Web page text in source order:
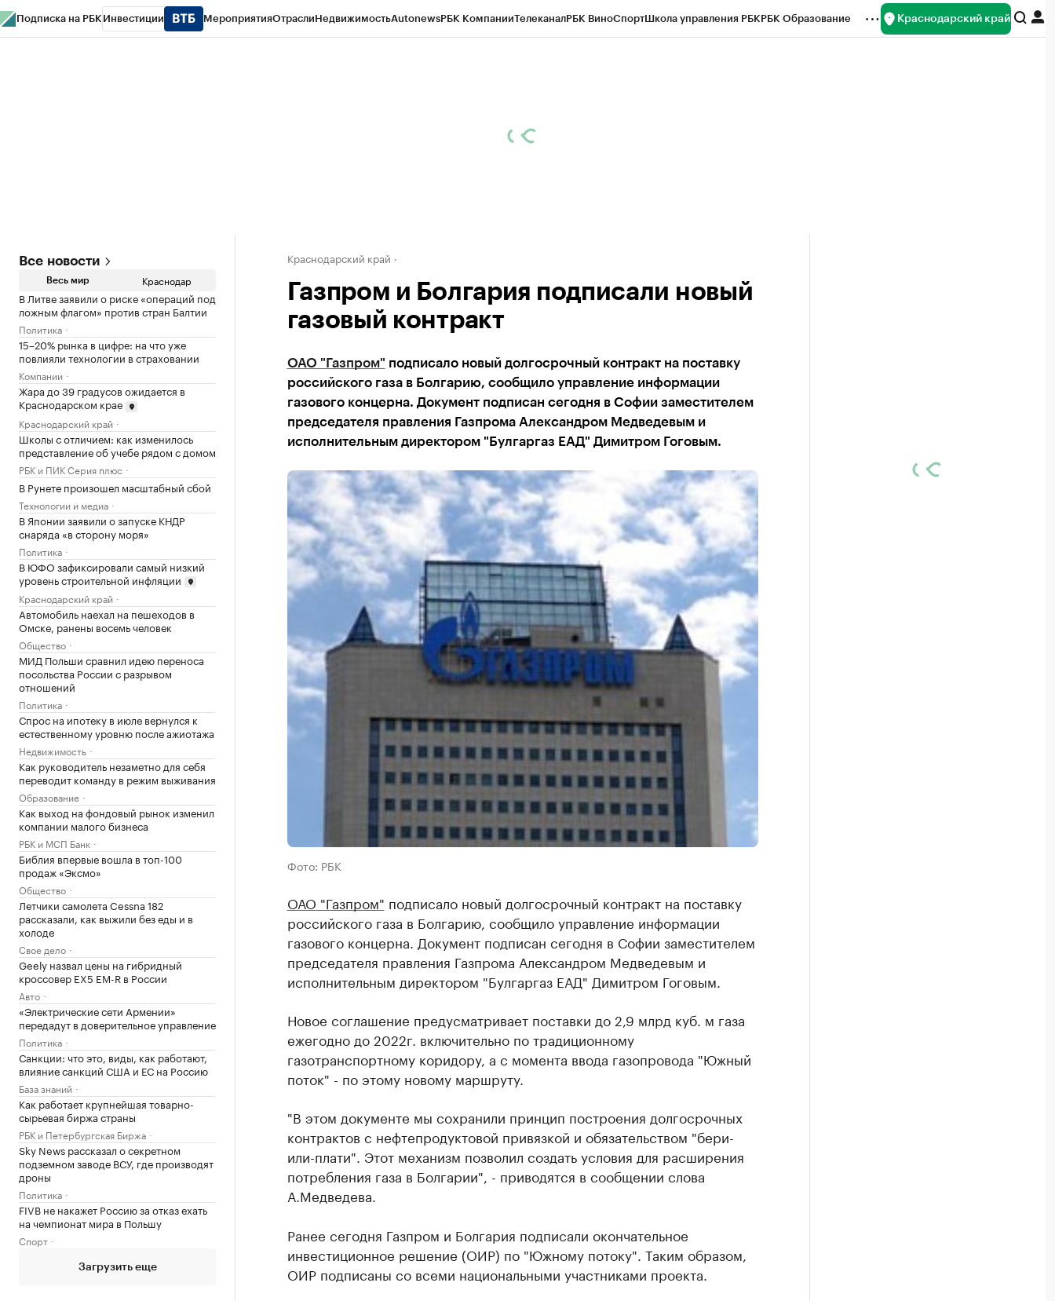
Подписка на РБК Инвестиции МероприятияОтраслиНедвижимостьAutonewsРБК КомпанииТелеканалРБК ВиноСпортШкола управления РБКРБК Образование Краснодарский край
Все новости
Весь мир Краснодар
В Литве заявили о риске «операций под
ложным флагом» против стран Балтии
Политика
15–20% рынка в цифре: на что уже
повлияли технологии в страховании
Компании
Жара до 39 градусов ожидается в
Краснодарском крае
Краснодарский край
Школы с отличием: как изменилось
представление об учебе рядом с домом
РБК и ПИК Серия плюс
В Рунете произошел масштабный сбой
Технологии и медиа
В Японии заявили о запуске КНДР
снаряда «в сторону моря»
Политика
В ЮФО зафиксировали самый низкий
уровень строительной инфляции
Краснодарский край
Автомобиль наехал на пешеходов в
Омске, ранены восемь человек
Общество
МИД Польши сравнил идею переноса
посольства России с разрывом
отношений
Политика
Спрос на ипотеку в июле вернулся к
естественному уровню после ажиотажа
Недвижимость
Как руководитель незаметно для себя
переводит команду в режим выживания
Образование
Как выход на фондовый рынок изменил
компании малого бизнеса
РБК и МСП Банк
Библия впервые вошла в топ-100
продаж «Эксмо»
Общество
Летчики самолета Cessna 182
рассказали, как выжили без еды и в
холоде
Свое дело
Geely назвал цены на гибридный
кроссовер EX5 EM-R в России
Авто
«Электрические сети Армении»
передадут в доверительное управление
Политика
Санкции: что это, виды, как работают,
влияние санкций США и ЕС на Россию
База знаний
Как работает крупнейшая товарно-
сырьевая биржа страны
РБК и Петербургская Биржа
Sky News рассказал о секретном
подземном заводе ВСУ, где производят
дроны
Политика
FIVB не накажет Россию за отказ ехать
на чемпионат мира в Польшу
Спорт
Загрузить еще
Краснодарский край
Газпром и Болгария подписали новый
газовый контракт
ОАО "Газпром" подписало новый долгосрочный контракт на поставку
российского газа в Болгарию, сообщило управление информации
газового концерна. Документ подписан сегодня в Софии заместителем
председателя правления Газпрома Александром Медведевым и
исполнительным директором "Булгаргаз ЕАД" Димитром Гоговым.
Фото: РБК
ОАО "Газпром" подписало новый долгосрочный контракт на поставку
российского газа в Болгарию, сообщило управление информации
газового концерна. Документ подписан сегодня в Софии заместителем
председателя правления Газпрома Александром Медведевым и
исполнительным директором "Булгаргаз ЕАД" Димитром Гоговым.
Новое соглашение предусматривает поставки до 2,9 млрд куб. м газа
ежегодно до 2022г. включительно по традиционному
газотранспортному коридору, а с момента ввода газопровода "Южный
поток" - по этому новому маршруту.
"В этом документе мы сохранили принцип построения долгосрочных
контрактов с нефтепродуктовой привязкой и обязательством "бери-
или-плати". Этот механизм позволил создать условия для расширения
потребления газа в Болгарии", - приводятся в сообщении слова
А.Медведева.
Ранее сегодня Газпром и Болгария подписали окончательное
инвестиционное решение (ОИР) по "Южному потоку". Таким образом,
ОИР подписаны со всеми национальными участниками проекта.